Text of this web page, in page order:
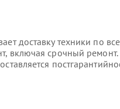
доставку техники по
включая срочный